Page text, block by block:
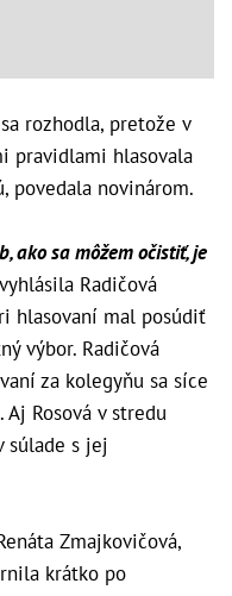
rozhodla, pretože v
pravidlami hlasovala
povedala novinárom.
ako sa môžem očistiť, je
vyhlásila Radičová
hlasovaní mal posúdiť
výbor. Radičová
za kolegyňu sa síce
Rosová v stredu
súlade s jej
Zmajkovičová,
krátko po